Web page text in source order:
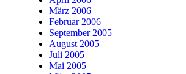
März 2006
Februar 2006
September 2005
August 2005
Juli 2005
Mai 2005